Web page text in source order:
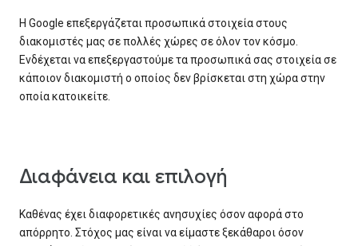
Η Google επεξεργάζεται προσωπικά στοιχεία στους
διακομιστές μας σε πολλές χώρες σε όλον τον κόσμο.
Ενδέχεται να επεξεργαστούμε τα προσωπικά σας στοιχεία σε
κάποιον διακομιστή ο οποίος δεν βρίσκεται στη χώρα στην
οποία κατοικείτε.
Διαφάνεια και επιλογή
Καθένας έχει διαφορετικές ανησυχίες όσον αφορά στο
απόρρητο. Στόχος μας είναι να είμαστε ξεκάθαροι όσον